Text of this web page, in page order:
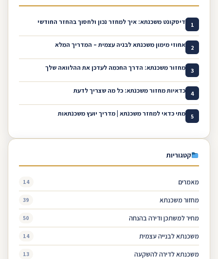
1 דיסקונט משכנתא: איך למחזר נכון ולחסוך בהחזר החודשי
2 אחוזי מימון משכנתא לבניה עצמית – המדריך המלא
3 מחזור משכנתא: הדרך החכמה לעדכן את ההלוואה שלך
4 כדאיות מחזור משכנתא: כל מה שצריך לדעת
5 מתי כדאי למחזר משכנתא | מדריך יועץ משכנתאות
קטגוריות
מאמרים 14
מחזור משכנתא 39
מחיר למשתכן ודירה בהנחה 50
משכנתא לבנייה עצמית 14
משכנתא לדירה להשקעה 13